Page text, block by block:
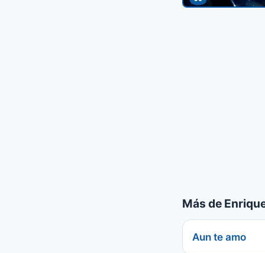
Más de
Aun te amo